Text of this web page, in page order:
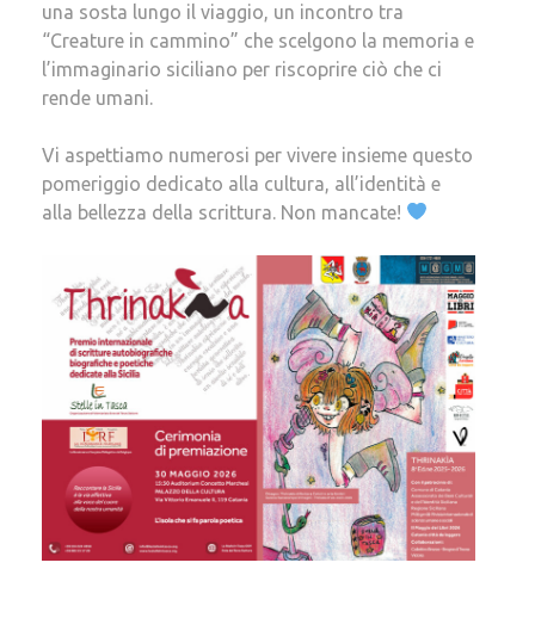
una sosta lungo il viaggio, un incontro tra
“Creature in cammino” che scelgono la memoria e
l’immaginario siciliano per riscoprire ciò che ci
rende umani.
Vi aspettiamo numerosi per vivere insieme questo
pomeriggio dedicato alla cultura, all’identità e
alla bellezza della scrittura. Non mancate!